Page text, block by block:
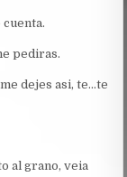
cuenta.
pediras.
dejes asi, te…te
al grano, veia